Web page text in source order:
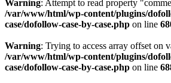
Warning: Attempt to read property
/var/www/html/wp-content/plugins/
case/dofollow-case-by-case.php on line
Warning: Trying to access array offset on
/var/www/html/wp-content/plugins/
case/dofollow-case-by-case.php on line